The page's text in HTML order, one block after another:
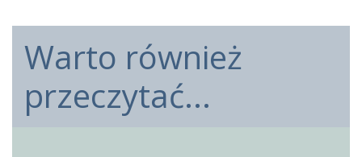
Warto również
przeczytać...